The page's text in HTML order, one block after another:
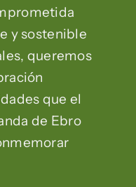
y sostenible
queremos
que el
de Ebro